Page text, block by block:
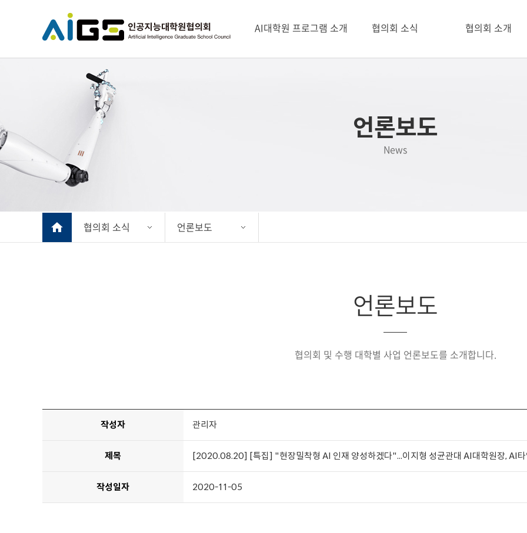
AI대학원 프로그램 소개 협의회 소식 협의회 소개
공동행사
언론보도
언론보도
News
협의회 소식 언론보도
언론보도
협의회 및 수행 대학별 사업 언론보도를 소개합니다.
작성자 관리자
제목 [2020.08.20] [특집] "현장밀착형 AI 인재 양성하겠다"...이지형 성균관대 AI대학원장, AI타
작성일자 2020-11-05